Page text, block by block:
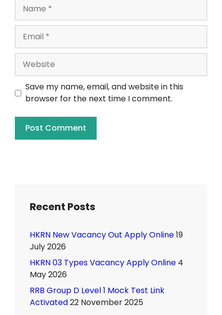
Save my name, email, and website in this
browser for the next time I comment.
Recent Posts
HKRN New Vacancy Out Apply Online19
July 2026
HKRN 03 Types Vacancy Apply Online 4
May 2026
RRB Group D Level 1 Mock Test Link
Activated22 November 2025